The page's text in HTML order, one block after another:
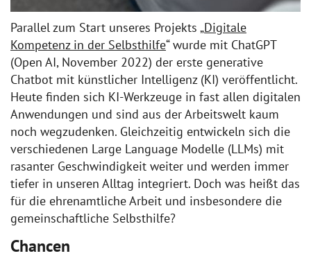
Parallel zum Start unseres Projekts „Digitale
Kompetenz in der Selbsthilfe“ wurde mit ChatGPT
(Open AI, November 2022) der erste generative
Chatbot mit künstlicher Intelligenz (KI) veröffentlicht.
Heute finden sich KI-Werkzeuge in fast allen digitalen
Anwendungen und sind aus der Arbeitswelt kaum
noch wegzudenken. Gleichzeitig entwickeln sich die
verschiedenen Large Language Modelle (LLMs) mit
rasanter Geschwindigkeit weiter und werden immer
tiefer in unseren Alltag integriert. Doch was heißt das
für die ehrenamtliche Arbeit und insbesondere die
gemeinschaftliche Selbsthilfe?
Chancen